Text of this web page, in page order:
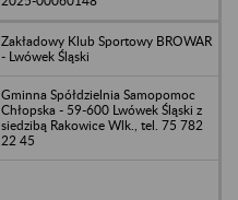
Zakładowy Klub Sportowy BROWAR
- Lwówek Śląski
Gminna Spółdzielnia Samopomoc
Chłopska - 59-600 Lwówek Śląski z
siedzibą Rakowice Wlk., tel. 75 782
22 45